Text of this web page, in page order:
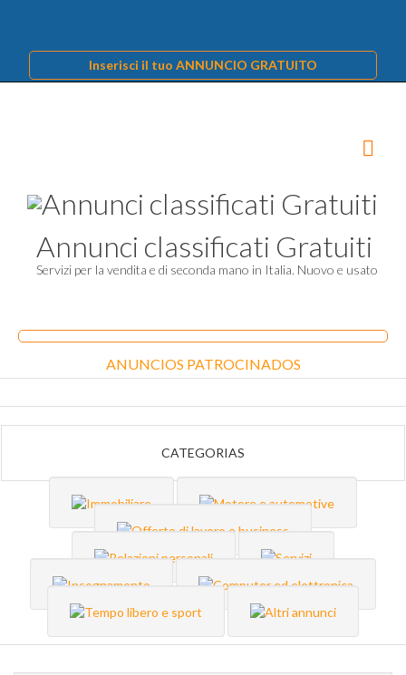
Inserisci il tuo ANNUNCIO GRATUITO
Annunci classificati Gratuiti
Servizi per la vendita e di seconda mano in Italia. Nuovo e usato
ANUNCIOS PATROCINADOS
CATEGORIAS